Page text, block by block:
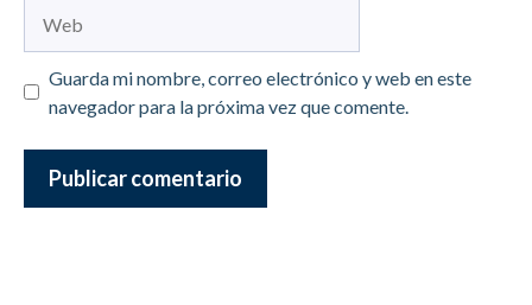
Guarda mi nombre, correo electrónico y web en este
navegador para la próxima vez que comente.